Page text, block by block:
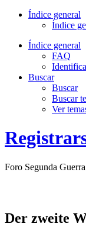
Índice general
Índice
Índice general
FAQ
Buscar
Buscar
Buscar
Ver
Foro Segunda
Der zweite